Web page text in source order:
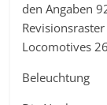
den Angaben
Locomotives
Beleuchtung